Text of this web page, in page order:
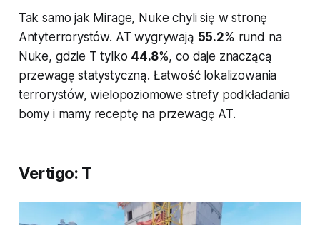
Tak samo jak Mirage, Nuke chyli się w stronę
Antyterrorystów. AT wygrywają 55.2% rund na
Nuke, gdzie T tylko 44.8%, co daje znaczącą
przewagę statystyczną. Łatwość lokalizowania
terrorystów, wielopoziomowe strefy podkładania
bomy i mamy receptę na przewagę AT.
Vertigo: T